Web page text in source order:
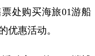
处购买海旅01游船
优惠活动。